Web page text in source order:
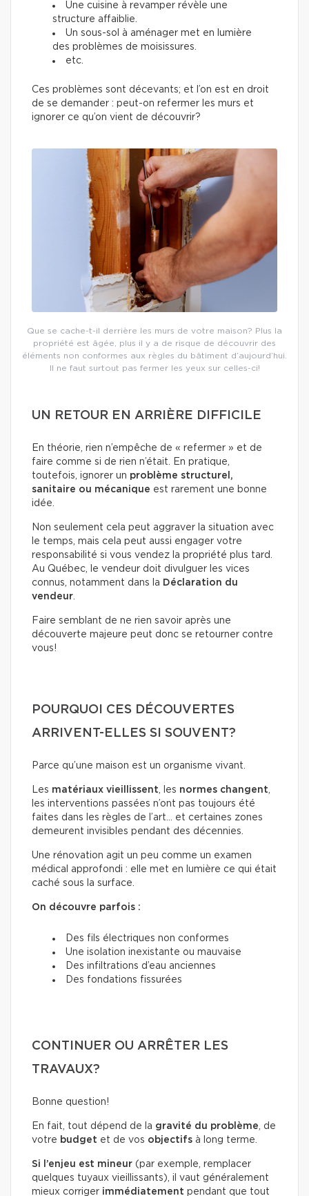
Une cuisine à revamper révèle une
structure affaiblie.
Un sous-sol à aménager met en lumière
des problèmes de moisissures.
etc.
Ces problèmes sont décevants; et l’on est en droit
de se demander : peut-on refermer les murs et
ignorer ce qu’on vient de découvrir?
Que se cache-t-il derrière les murs de votre maison? Plus la
propriété est âgée, plus il y a de risque de découvrir des
éléments non conformes aux règles du bâtiment d’aujourd’hui.
Il ne faut surtout pas fermer les yeux sur celles-ci!
UN RETOUR EN ARRIÈRE DIFFICILE
En théorie, rien n’empêche de « refermer » et de
faire comme si de rien n’était. En pratique,
toutefois, ignorer un problème structurel,
sanitaire ou mécanique est rarement une bonne
idée.
Non seulement cela peut aggraver la situation avec
le temps, mais cela peut aussi engager votre
responsabilité si vous vendez la propriété plus tard.
Au Québec, le vendeur doit divulguer les vices
connus, notamment dans la Déclaration du
vendeur.
Faire semblant de ne rien savoir après une
découverte majeure peut donc se retourner contre
vous!
POURQUOI CES DÉCOUVERTES
ARRIVENT-ELLES SI SOUVENT?
Parce qu’une maison est un organisme vivant.
Les matériaux vieillissent, les normes changent,
les interventions passées n’ont pas toujours été
faites dans les règles de l’art… et certaines zones
demeurent invisibles pendant des décennies.
Une rénovation agit un peu comme un examen
médical approfondi : elle met en lumière ce qui était
caché sous la surface.
On découvre parfois :
Des fils électriques non conformes
Une isolation inexistante ou mauvaise
Des infiltrations d’eau anciennes
Des fondations fissurées
CONTINUER OU ARRÊTER LES
TRAVAUX?
Bonne question!
En fait, tout dépend de la gravité du problème, de
votre budget et de vos objectifs à long terme.
Si l’enjeu est mineur (par exemple, remplacer
quelques tuyaux vieillissants), il vaut généralement
mieux corriger immédiatement pendant que tout